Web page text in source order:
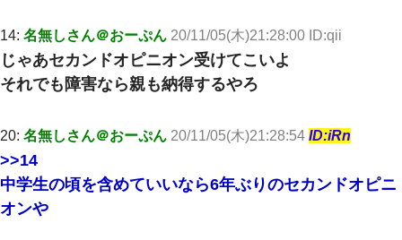
生保レディと行為する為に駆け引きしてみた結果ｗｗｗｗｗｗｗ
ｗｗｗｗｗ
泣」俺（キターー）→
結婚生活10ヶ月目で嫁から一方的に「もう冷めた」と離婚切り出
された
14: 名無しさん＠おーぷん 20/11/05(木)21:28:00 ID:qii
じゃあセカンドオピニオン受けてこいよ
それでも障害なら親も納得するやろ
20: 名無しさん＠おーぷん 20/11/05(木)21:28:54 ID:iRn
>>14
中学生の頃を含めていいなら6年ぶりのセカンドオピニ
オンや